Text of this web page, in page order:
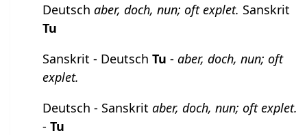
Deutschaber, doch, nun; oft explet. Sanskrit
Tu
Sanskrit - DeutschTu -aber, doch, nun; oft
explet.
Deutsch - Sanskritaber, doch, nun; oft explet.
-Tu